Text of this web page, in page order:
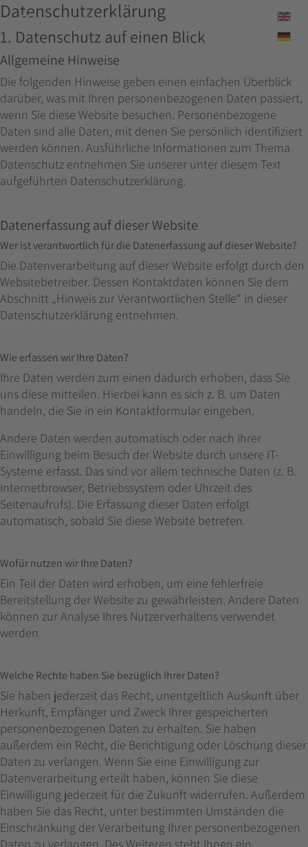
MENUE
Datenschutz­erklärung
1. Datenschutz auf einen Blick
Allgemeine Hinweise
Die folgenden Hinweise geben einen einfachen Überblick
darüber, was mit Ihren personenbezogenen Daten passiert,
wenn Sie diese Website besuchen. Personenbezogene
Daten sind alle Daten, mit denen Sie persönlich identifiziert
werden können. Ausführliche Informationen zum Thema
Datenschutz entnehmen Sie unserer unter diesem Text
aufgeführten Datenschutzerklärung.
Datenerfassung auf dieser Website
Wer ist verantwortlich für die Datenerfassung auf dieser Website?
Die Datenverarbeitung auf dieser Website erfolgt durch den
Websitebetreiber. Dessen Kontaktdaten können Sie dem
Abschnitt „Hinweis zur Verantwortlichen Stelle“ in dieser
Datenschutzerklärung entnehmen.
Wie erfassen wir Ihre Daten?
Ihre Daten werden zum einen dadurch erhoben, dass Sie
uns diese mitteilen. Hierbei kann es sich z. B. um Daten
handeln, die Sie in ein Kontaktformular eingeben.
Andere Daten werden automatisch oder nach Ihrer
Einwilligung beim Besuch der Website durch unsere IT-
Systeme erfasst. Das sind vor allem technische Daten (z. B.
Internetbrowser, Betriebssystem oder Uhrzeit des
Seitenaufrufs). Die Erfassung dieser Daten erfolgt
automatisch, sobald Sie diese Website betreten.
Wofür nutzen wir Ihre Daten?
Ein Teil der Daten wird erhoben, um eine fehlerfreie
Bereitstellung der Website zu gewährleisten. Andere Daten
können zur Analyse Ihres Nutzerverhaltens verwendet
werden.
Welche Rechte haben Sie bezüglich Ihrer Daten?
Sie haben jederzeit das Recht, unentgeltlich Auskunft über
Herkunft, Empfänger und Zweck Ihrer gespeicherten
personenbezogenen Daten zu erhalten. Sie haben
außerdem ein Recht, die Berichtigung oder Löschung dieser
Daten zu verlangen. Wenn Sie eine Einwilligung zur
Datenverarbeitung erteilt haben, können Sie diese
Einwilligung jederzeit für die Zukunft widerrufen. Außerdem
haben Sie das Recht, unter bestimmten Umständen die
Einschränkung der Verarbeitung Ihrer personenbezogenen